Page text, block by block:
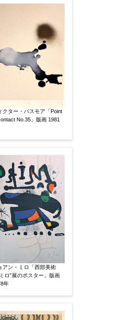
ください。その価格が適切かお返
クター・パスモア「Point
No.35」版画 1981
アン・ミロ「西部美術
ロ”展のポスター」版画
年